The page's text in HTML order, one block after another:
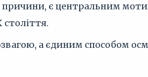
причини, є центральним
а єдиним способом